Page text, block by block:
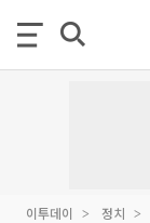
이투데이 정치